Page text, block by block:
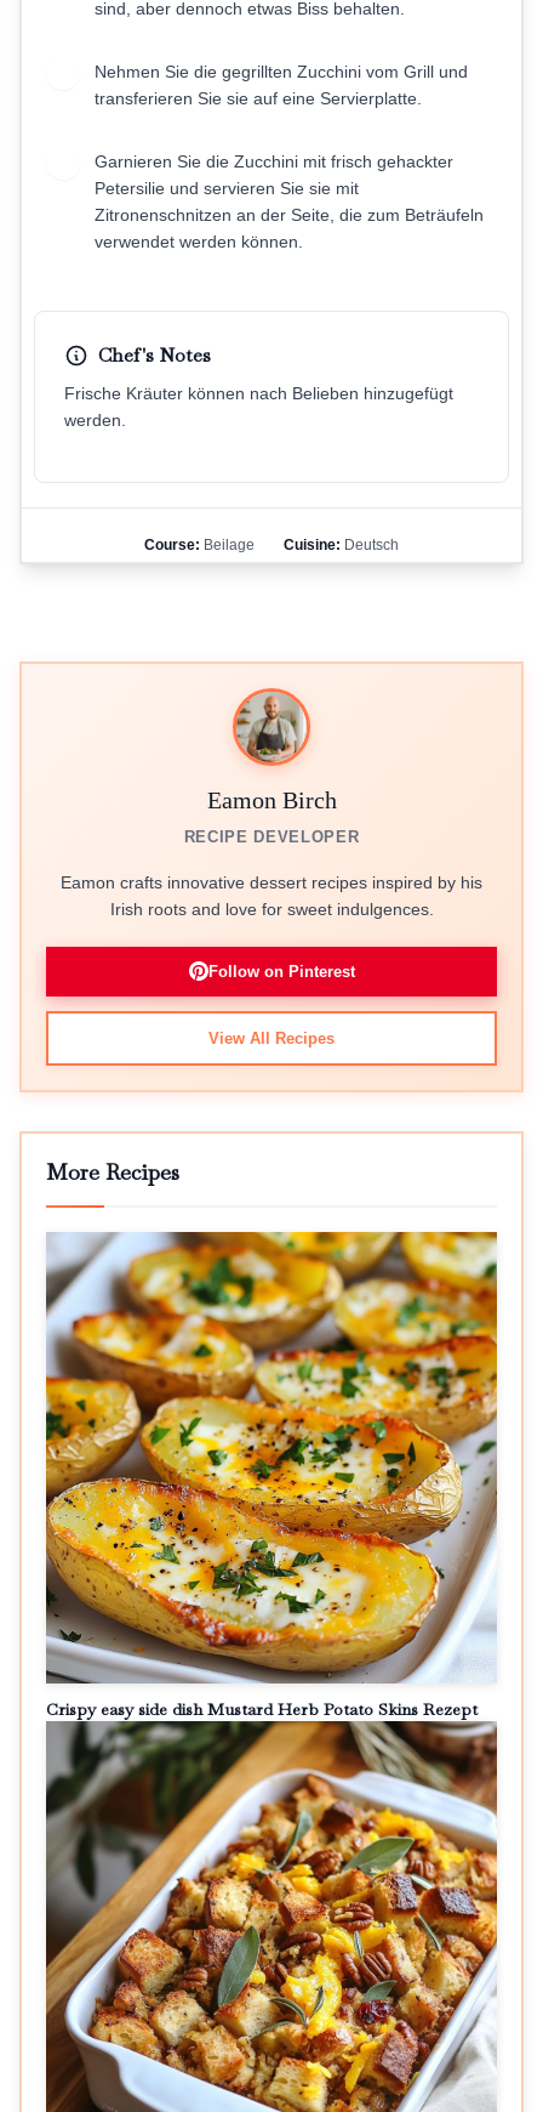
sind, aber dennoch etwas Biss behalten.
Nehmen Sie die gegrillten Zucchini vom Grill und
transferieren Sie sie auf eine Servierplatte.
Garnieren Sie die Zucchini mit frisch gehackter
Petersilie und servieren Sie sie mit
Zitronenschnitzen an der Seite, die zum Beträufeln
verwendet werden können.
Chef's Notes
Frische Kräuter können nach Belieben hinzugefügt
werden.
Course: Beilage Cuisine: Deutsch
Eamon Birch
RECIPE DEVELOPER
Eamon crafts innovative dessert recipes inspired by his
Irish roots and love for sweet indulgences.
Follow on Pinterest
View All Recipes
More Recipes
Crispy easy side dish Mustard Herb Potato Skins Rezept